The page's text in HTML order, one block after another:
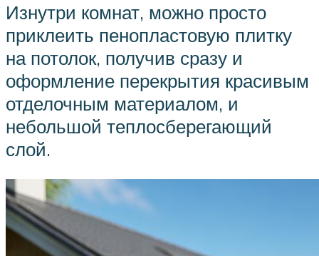
Изнутри комнат, можно просто
приклеить пенопластовую плитку
на потолок, получив сразу и
оформление перекрытия красивым
отделочным материалом, и
небольшой теплосберегающий
слой.